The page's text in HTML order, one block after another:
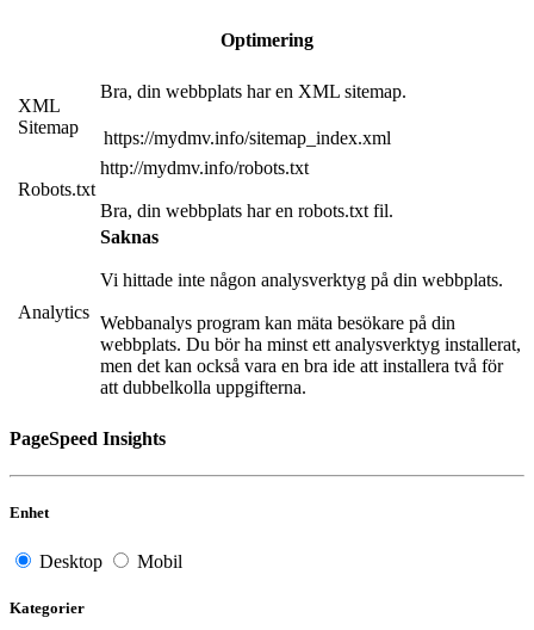
Optimering
XML
Sitemap
Bra, din webbplats har en XML sitemap.
https://mydmv.info/sitemap_index.xml
Robots.txt
http://mydmv.info/robots.txt
Bra, din webbplats har en robots.txt fil.
Analytics
Saknas
Vi hittade inte någon analysverktyg på din webbplats.
Webbanalys program kan mäta besökare på din
webbplats. Du bör ha minst ett analysverktyg installerat,
men det kan också vara en bra ide att installera två för
att dubbelkolla uppgifterna.
PageSpeed Insights
Enhet
Desktop Mobil
Kategorier